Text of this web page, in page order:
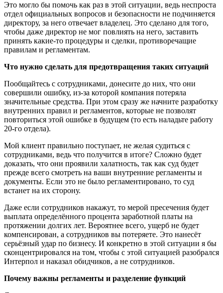
Это могло бы помочь как раз в этой ситуации, ведь неспроста
отдел официальных вопросов и безопасности не подчиняется
директору, за него отвечает владелец. Это сделано для того,
чтобы даже директор не мог повлиять на него, заставить
принять какие-то процедуры и сделки, противоречащие
правилам и регламентам.
Что нужно сделать для предотвращения таких ситуаций
Пообщайтесь с сотрудниками, донесите до них, что они
совершили ошибку, из-за которой компания потеряла
значительные средства. При этом сразу же начните разработку
внутренних правил и регламентов, которые не позволят
повториться этой ошибке в будущем (то есть наладьте работу
20-го отдела).
Мой клиент правильно поступает, не желая судиться с
сотрудниками, ведь что получится в итоге? Сложно будет
доказать, что они проявили халатность, так как суд будет
прежде всего смотреть на ваши внутренние регламенты и
документы. Если это не было регламентировано, то суд
встанет на их сторону.
Даже если сотрудников накажут, то мерой пресечения будет
выплата определённого процента заработной платы на
протяжении долгих лет. Вероятнее всего, ущерб не будет
компенсирован, а сотрудников вы потеряете. Это нанесёт
серьёзный удар по бизнесу. И конкретно в этой ситуации я бы
сконцентрировался на том, чтобы с этой ситуацией разобрался
Интерпол и наказал обидчиков, а не сотрудников.
Почему важны регламенты и разделение функций